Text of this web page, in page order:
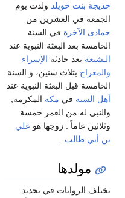
خديجة بنت خويلد ولدت يوم
الجمعة في العشرين من
جمادى الآخرة في السنة
الخامسة بعد البعثة النبوية عند
الـشيعة بعد حادثة الإسراء
والمعراج بثلاث سنين، و السنة
الخامسة قبل البعثة النبوية عند
أهل السنة في مكة المكرمة,
والنبي له من العمر خمسة
وثلاثين عاماً . زوجها هو علي
بن أبي طالب
مولدها
تختلف الروايات في تحديد